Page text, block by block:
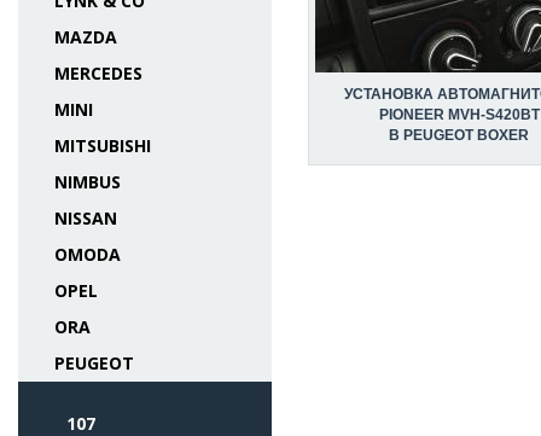
MAZDA
MERCEDES
MINI
MITSUBISHI
NIMBUS
NISSAN
OMODA
OPEL
ORA
PEUGEOT
107
УСТАНОВКА
PIONEER MVH-S420BT
В PEUGEOT BOXER